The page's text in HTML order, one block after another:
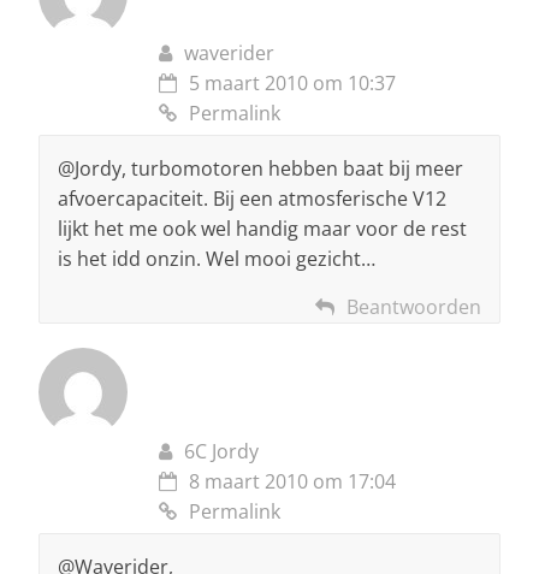
waverider
5 maart 2010 om 10:37
Permalink
@Jordy, turbomotoren hebben baat bij meer
afvoercapaciteit. Bij een atmosferische V12
lijkt het me ook wel handig maar voor de rest
is het idd onzin. Wel mooi gezicht…
Beantwoorden
6C Jordy
8 maart 2010 om 17:04
Permalink
@Waverider,